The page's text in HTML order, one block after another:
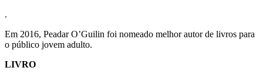
.
Em 2016, Peadar O’Guilin foi nomeado melhor autor de livros para
o público jovem adulto.
LIVRO